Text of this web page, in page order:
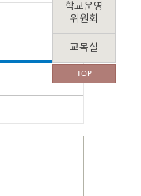
학교운영
위원회
교목실
TOP